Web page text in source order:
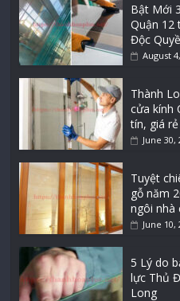
Bật Mới
Quận 12
Độc
August
Thành
cửa kính
tín, giá rẻ
June 30,
Tuyệt
gỗ năm
ngôi nhà
June 10,
5 Lý do
lực Thủ
Long